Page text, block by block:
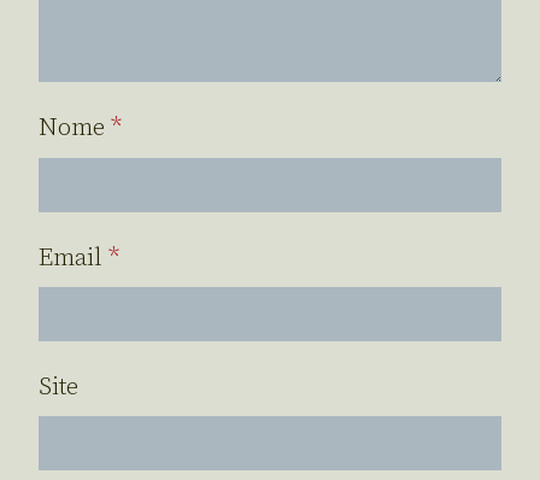
Nome *
Email *
Site